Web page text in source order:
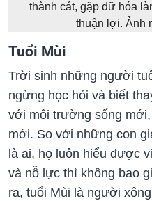
thành cát, gặp dữ hóa
thuận lợi. Ảnh
Tuổi Mùi
Trời sinh những người
ngừng học hỏi và biết
với môi trường sống
mới. So với những con
là ai, họ luôn hiểu được
và nỗ lực thì không bao
ra, tuổi Mùi là người